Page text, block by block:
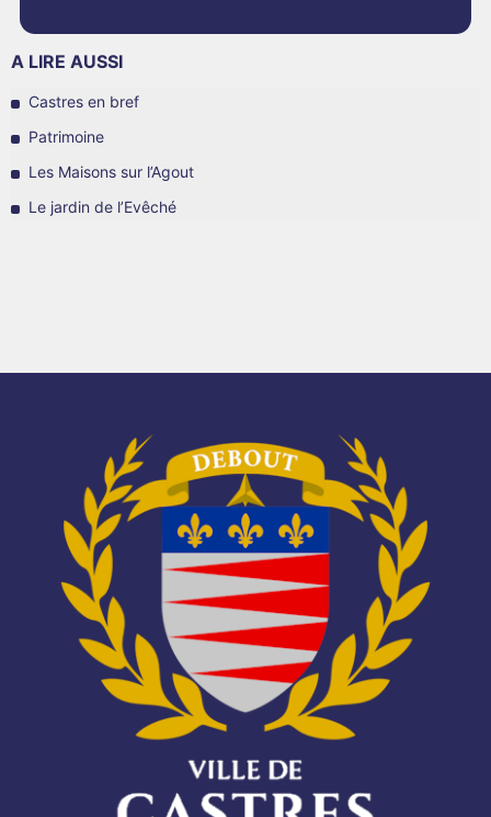
A LIRE AUSSI
Castres en bref
Patrimoine
Les Maisons sur l’Agout
Le jardin de l’Evêché